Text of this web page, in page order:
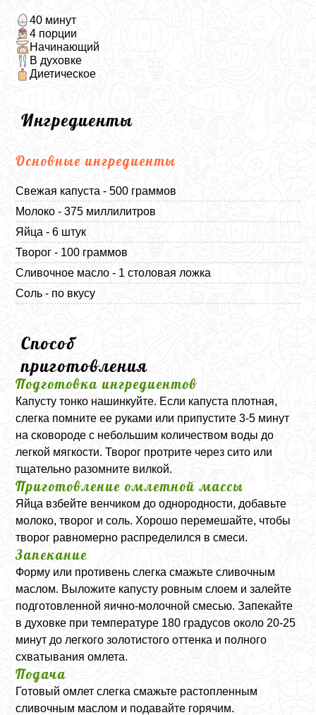
40 минут
4 порции
Начинающий
В духовке
Диетическое
Ингредиенты
Основные ингредиенты
Свежая капуста - 500 граммов
Молоко - 375 миллилитров
Яйца - 6 штук
Творог - 100 граммов
Сливочное масло - 1 столовая ложка
Соль - по вкусу
Способ
приготовления
Подготовка ингредиентов
Капусту тонко нашинкуйте. Если капуста плотная,
слегка помните ее руками или припустите 3-5 минут
на сковороде с небольшим количеством воды до
легкой мягкости. Творог протрите через сито или
тщательно разомните вилкой.
Приготовление омлетной массы
Яйца взбейте венчиком до однородности, добавьте
молоко, творог и соль. Хорошо перемешайте, чтобы
творог равномерно распределился в смеси.
Запекание
Форму или противень слегка смажьте сливочным
маслом. Выложите капусту ровным слоем и залейте
подготовленной яично-молочной смесью. Запекайте
в духовке при температуре 180 градусов около 20-25
минут до легкого золотистого оттенка и полного
схватывания омлета.
Подача
Готовый омлет слегка смажьте растопленным
сливочным маслом и подавайте горячим.